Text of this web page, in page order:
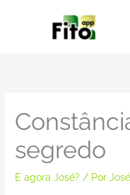
segredo
E agora José? / Por